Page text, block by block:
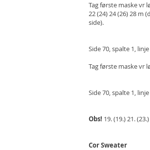
Tag første maske vr
22 (24) 24 (26) 28 m
side).
Side 70, spalte 1,
Tag første maske vr
Side 70, spalte 1, linje
Obs! 19. (19.) 21. (23.)
Cor Sweater